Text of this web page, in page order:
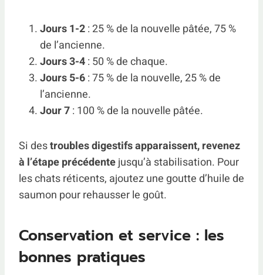
Jours 1-2: 25 % de la nouvelle pâtée, 75 %
de l’ancienne.
Jours 3-4: 50 % de chaque.
Jours 5-6: 75 % de la nouvelle, 25 % de
l’ancienne.
Jour 7: 100 % de la nouvelle pâtée.
Si destroubles digestifs apparaissent, revenez
à l’étape précédentejusqu’à stabilisation. Pour
les chats réticents, ajoutez une goutte d’huile de
saumon pour rehausser le goût.
Conservation et service : les
bonnes pratiques